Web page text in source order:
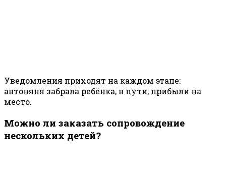
Уведомления приходят на каждом этапе:
автоняня забрала ребёнка, в пути, прибыли на
место.
Можно ли заказать сопровождение
нескольких детей?